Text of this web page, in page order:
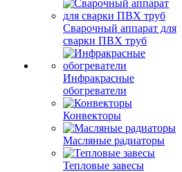
Сварочный аппарат для
сварки ПВХ труб
Инфракрасные
обогреватели
Конвекторы
Масляные радиаторы
Тепловые завесы